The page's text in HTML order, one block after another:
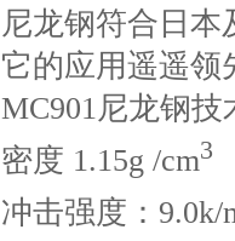
尼龙钢符合日
它的应用遥遥
MC901尼龙钢
密度 1.15g /cm3
冲击强度：9.0k/